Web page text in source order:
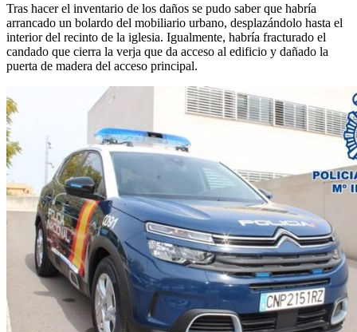
Tras hacer el inventario de los daños se pudo saber que habría
arrancado un bolardo del mobiliario urbano, desplazándolo hasta el
interior del recinto de la iglesia. Igualmente, habría fracturado el
candado que cierra la verja que da acceso al edificio y dañado la
puerta de madera del acceso principal.